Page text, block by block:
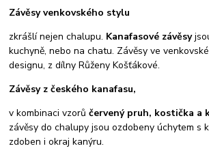
Závěsy venkovského stylu
zkrášlí nejen chalupu. Kanafasové závěsy
kuchyně, nebo na chatu. Závěsy ve
designu, z dílny Růženy Košťákové.
Závěsy z českého kanafasu,
v kombinaci vzorůčervený pruh, kostička a
závěsy do chalupy jsou ozdobeny úchytem s
zdoben i okraj kanýru.